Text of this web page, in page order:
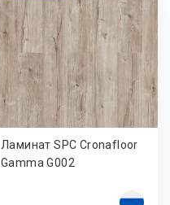
Ламинат SPC Cronafloor
Gamma G002